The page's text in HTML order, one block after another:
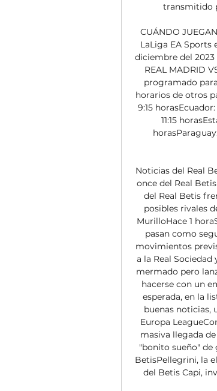
transmitido
CUÁNDO
LaLiga EA Sports
diciembre del 2023
REAL MADRID
programado
horarios de otros
9:15 horasEcuador:
11:15
Noticias del Real
once del Real
del Real Betis
posibles rivales
MurilloHace 1
pasan como
movimientos
a la Real
mermado pero
hacerse con un
esperada, en la
buenas noticias,
Europa
masiva llegada
"bonito sueño" de
BetisPellegrini, la
del Betis Capi,